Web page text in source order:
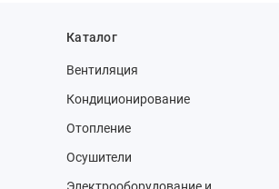
Каталог
Вентиляция
Кондиционирование
Отопление
Осушители